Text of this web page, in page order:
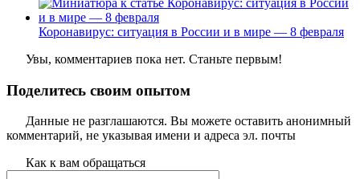
Коронавирус: ситуация в России и в мире — 8 февраля
Увы, комментариев пока нет. Станьте первым!
Поделитесь своим опытом
Данные не разглашаются. Вы можете оставить анонимный
комментарий, не указывая имени и адреса эл. почты
Как к вам обращаться